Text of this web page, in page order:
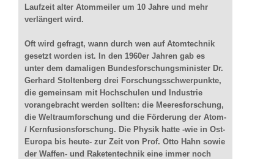
Laufzeit alter Atommeiler um 10 Jahre und mehr
verlängert wird.
Oft wird gefragt, wann durch wen auf Atomtechnik
gesetzt worden ist. In den 1960er Jahren gab es
unter dem damaligen Bundesforschungsminister Dr.
Gerhard Stoltenberg drei Forschungsschwerpunkte,
die gemeinsam mit Hochschulen und Industrie
vorangebracht werden sollten: die Meeresforschung,
die Weltraumforschung und die Förderung der Atom-
/ Kernfusionsforschung. Die Physik hatte -wie in Ost-
Europa bis heute- zur Zeit von Prof. Otto Hahn sowie
der Waffen- und Raketentechnik eine immer noch